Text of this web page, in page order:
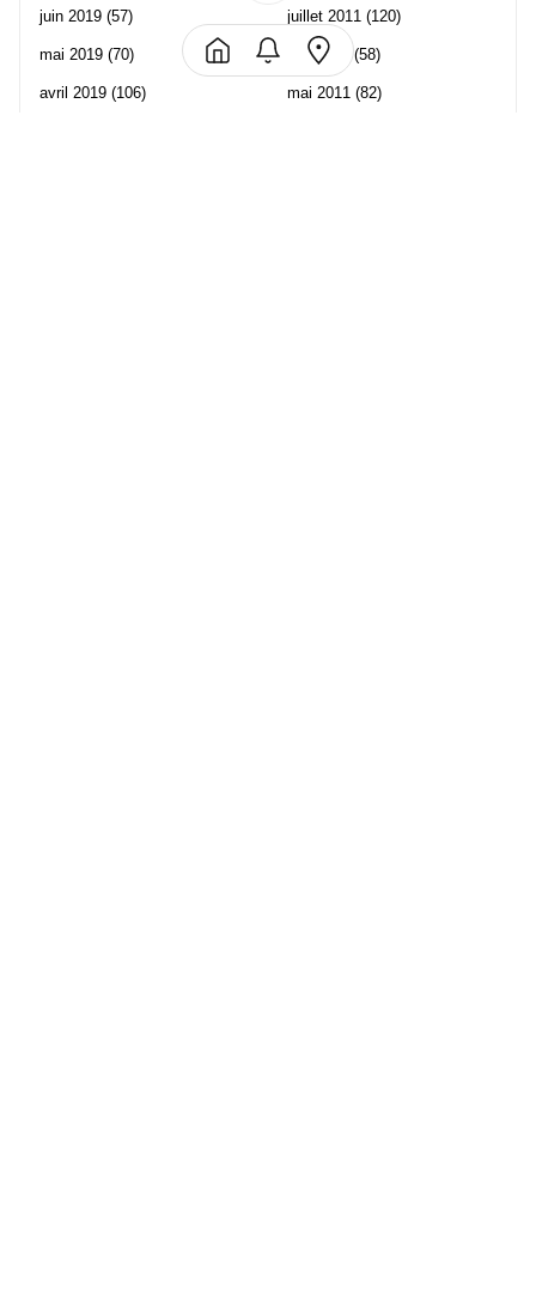
juin 2019 (57)
mai 2019 (70)
avril 2019 (106)
juillet 2011 (120)
juin 2011 (58)
mai 2011 (82)